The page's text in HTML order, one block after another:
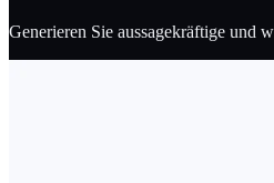
Generieren Sie aussagekräftige und